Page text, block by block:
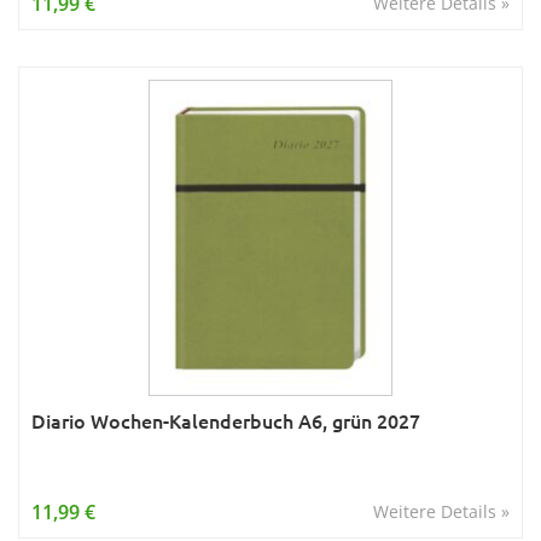
Diario Wochen-Kalenderbuch A6, grün 2027
Weitere Details »
11,99 €